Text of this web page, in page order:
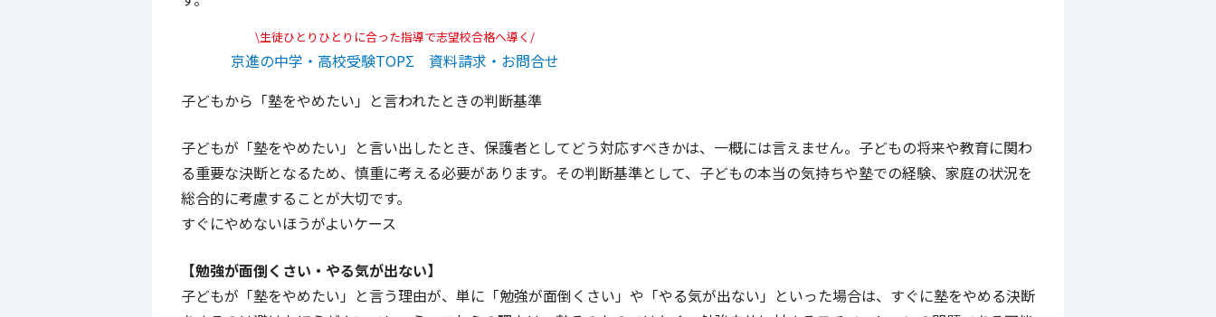
\生徒ひとりひとりに合った指導で志望校合格へ導く/
京進の中学・高校受験TOPΣ 資料請求・お問合せ
子どもから「塾をやめたい」と言われたときの判断基準
子どもが「塾をやめたい」と言い出したとき、保護者としてどう対応すべきかは、一概には言えません。子どもの将来や教育に関わ
る重要な決断となるため、慎重に考える必要があります。その判断基準として、子どもの本当の気持ちや塾での経験、家庭の状況を
総合的に考慮することが大切です。
すぐにやめないほうがよいケース
【勉強が面倒くさい・やる気が出ない】
子どもが「塾をやめたい」と言う理由が、単に「勉強が面倒くさい」や「やる気が出ない」といった場合は、すぐに塾をやめる決断